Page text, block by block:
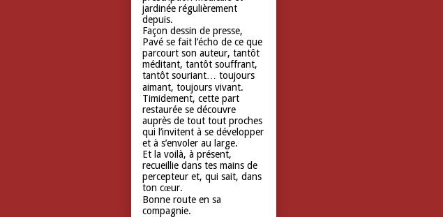
jardinée régulièrement
depuis.
Façon dessin de presse,
Pavé se fait l’écho de ce que
parcourt son auteur, tantôt
méditant, tantôt souffrant,
tantôt souriant… toujours
aimant, toujours vivant.
Timidement, cette part
restaurée se découvre
auprès de tout tout proches
qui l’invitent à se développer
et à s’envoler au large.
Et la voilà, à présent,
recueillie dans tes mains de
percepteur et, qui sait, dans
ton cœur.
Bonne route en sa
compagnie.